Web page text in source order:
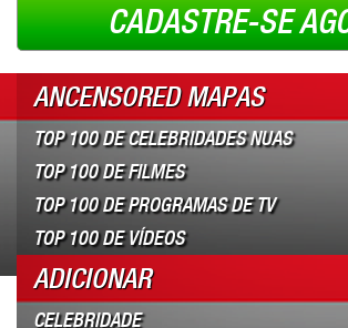
CADASTRE-SE
ANCENSORED MAPAS
TOP 100 DE CELEBRIDADES NUAS
TOP 100 DE FILMES
TOP 100 DE PROGRAMAS DE TV
TOP 100 DE VÍDEOS
ADICIONAR
CELEBRIDADE